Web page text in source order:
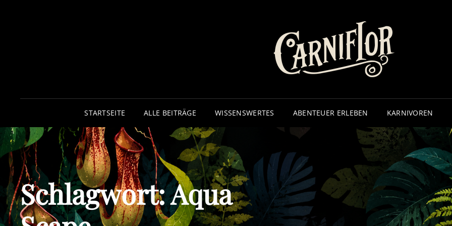
STARTSEITE ALLE BEITRÄGE WISSENSWERTES ABENTEUER ERLEBEN KARNIVOREN
Schlagwort:Aqua